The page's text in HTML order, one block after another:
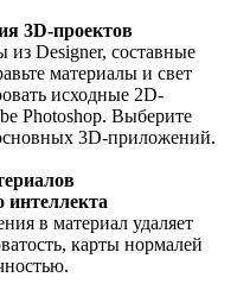
3D-проектов
из Designer, составные
материалы и свет
исходные 2D-
Photoshop. Выберите
3D-приложений.
интеллекта
в материал удаляет
карты нормалей